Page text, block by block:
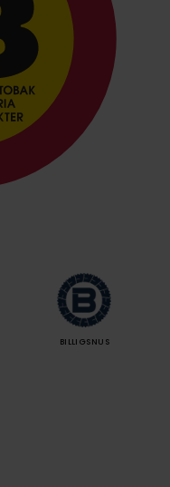
BILLIGSNUS